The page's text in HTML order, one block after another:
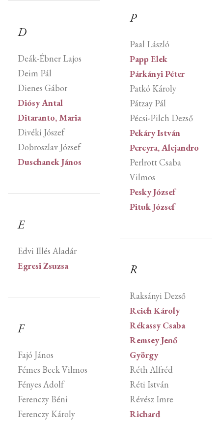
D
Deák-Ébner Lajos
Deim Pál
Dienes Gábor
Diósy Antal
Ditaranto, Maria
Divéki Jószef
Dobroszlav József
Duschanek János
E
Edvi Illés Aladár
Egresi Zsuzsa
F
Fajó János
Fémes Beck Vilmos
Fényes Adolf
Ferenczy Béni
Ferenczy Károly
P
Paal László
Papp Elek
Párkányi Péter
Patkó Károly
Pátzay Pál
Pécsi-Pilch Dezső
Pekáry István
Pereyra, Alejandro
Perlrott Csaba
Vilmos
Pesky József
Pituk József
R
Raksányi Dezső
Reich Károly
Rékassy Csaba
Remsey Jenő
György
Réth Alfréd
Réti István
Révész Imre
Richard